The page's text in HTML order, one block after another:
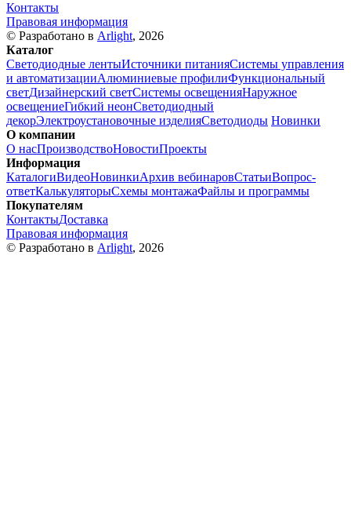
Контакты
Правовая информация
© Разработано в Arlight, 2026
Каталог
Светодиодные лентыИсточники питанияСистемы управления
и автоматизацииАлюминиевые профилиФункциональный
светДизайнерский светСистемы освещенияНаружное
освещениеГибкий неонСветодиодный
декорЭлектроустановочные изделияСветодиоды Новинки
О компании
О насПроизводствоНовостиПроекты
Информация
КаталогиВидеоНовинкиАрхив вебинаровСтатьиВопрос-
ответКалькуляторыСхемы монтажаФайлы и программы
Покупателям
КонтактыДоставка
Правовая информация
© Разработано в Arlight, 2026